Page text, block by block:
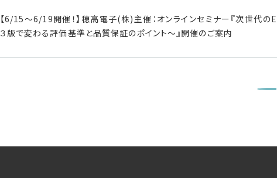
【6/15～6/19開催！】穂高電子(株)主催：オンラインセミナー『次世代
３版で変わる評価基準と品質保証のポイント～』開催のご案内